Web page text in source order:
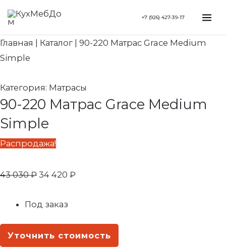
Перейти
содержимому
+7 (926) 427-39-17
Главная Каталог
90-220 Матрас Grace Medium
Simple
Категория: Матрасы
90-220 Матрас Grace Medium
Simple
Распродажа!
43 030₽
Первоначальная
составляла
34 420 ₽
34
Под заказ
Уточнить стоимость
Search...